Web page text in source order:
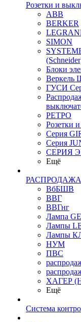
Розетки и
ABB
BERKER
SIMON
Блоки
Веркель
ГУСИ
РЕТРО
Розетки
Серия
Серия
СЕРИЯ
Ещё
ВбБШВ
ВВГ
ВВГнг
Лампа
Лампы
Лампы
НУМ
ПВС
ХАГЕР
Ещё
Система